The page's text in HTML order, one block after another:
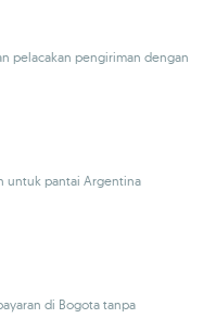
pelacakan pengiriman dengan
untuk pantai Argentina
di Bogota tanpa